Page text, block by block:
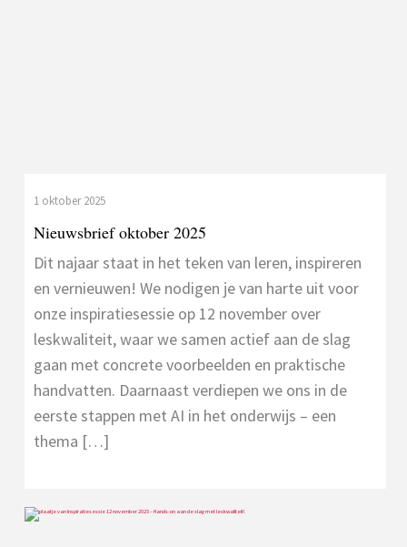
1 oktober 2025
Nieuwsbrief oktober 2025
Dit najaar staat in het teken van leren, inspireren
en vernieuwen! We nodigen je van harte uit voor
onze inspiratiesessie op 12 november over
leskwaliteit, waar we samen actief aan de slag
gaan met concrete voorbeelden en praktische
handvatten. Daarnaast verdiepen we ons in de
eerste stappen met AI in het onderwijs – een
thema […]